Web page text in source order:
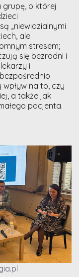
grupę, o której
„niewidzialnymi
ale
stresem;
się bezradni i
i
na to, czy
a także jak
pacjenta.